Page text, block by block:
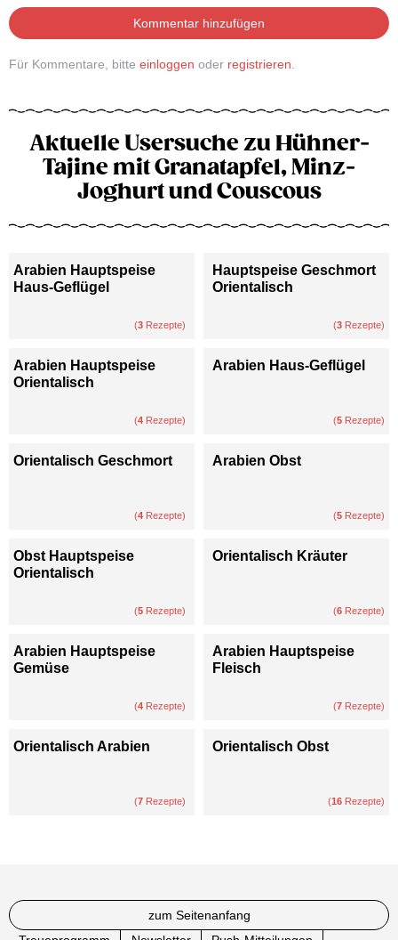
Kommentar hinzufügen
Für Kommentare, bitte einloggen oder registrieren.
Aktuelle Usersuche zu Hühner-
Tajine mit Granatapfel, Minz-
Joghurt und Couscous
Arabien Hauptspeise
Haus-Geflügel
(3 Rezepte)
Hauptspeise Geschmort
Orientalisch
(3 Rezepte)
Arabien Hauptspeise
Orientalisch
(4 Rezepte)
Arabien Haus-Geflügel
(5 Rezepte)
Orientalisch Geschmort
(4 Rezepte)
Arabien Obst
(5 Rezepte)
Obst Hauptspeise
Orientalisch
(5 Rezepte)
Orientalisch Kräuter
(6 Rezepte)
Arabien Hauptspeise
Gemüse
(4 Rezepte)
Arabien Hauptspeise
Fleisch
(7 Rezepte)
Orientalisch Arabien
(7 Rezepte)
Orientalisch Obst
(16 Rezepte)
zum Seitenanfang